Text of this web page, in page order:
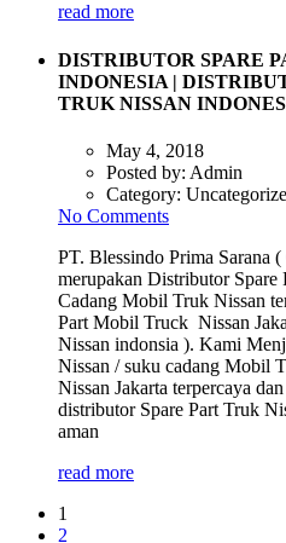
read more
DISTRIBUTOR SPARE
INDONESIA |
TRUK NISSAN
May 4, 2018
Posted by: Admin
Category:
No Comments
PT. Blessindo Prima Sarana
merupakan Distributor
Cadang Mobil Truk Nissan
Part Mobil Truck Nissan
Nissan indonsia ). Kami
Nissan / suku cadang Mobil
Nissan Jakarta terpercaya
distributor Spare Part Truk
aman
read more
1
2